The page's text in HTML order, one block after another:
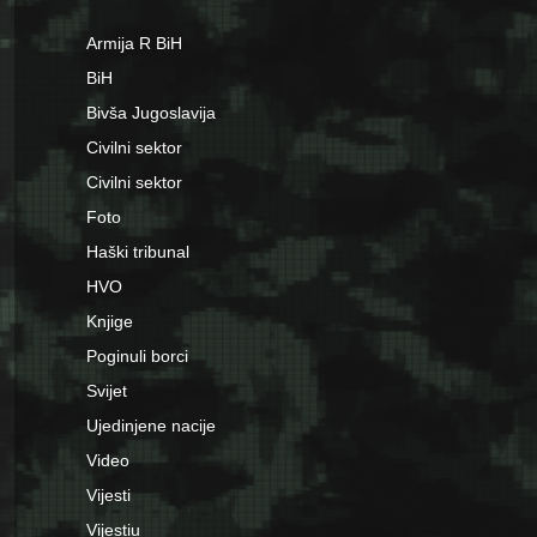
Armija R BiH
BiH
Bivša Jugoslavija
Civilni sektor
Civilni sektor
Foto
Haški tribunal
HVO
Knjige
Poginuli borci
Svijet
Ujedinjene nacije
Video
Vijesti
Vijestiu